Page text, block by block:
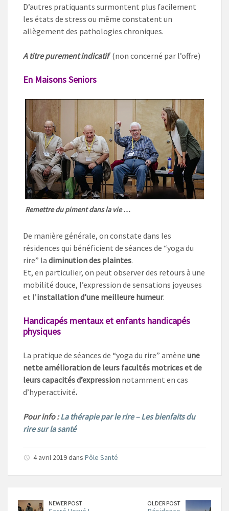
D’autres pratiquants surmontent plus facilement
les états de stress ou même constatent un
allègement des pathologies chroniques.
A titre purement indicatif(non concerné par l’offre)
En Maisons Seniors
Remettre du piment dans la vie …
De manière générale, on constate dans les
résidences qui bénéficient de séances de “yoga du
rire” la diminution des plaintes.
Et, en particulier, on peut observer des retours à une
mobilité douce, l’expression de sensations joyeuses
et l’installation d’une meilleure humeur.
Handicapés mentaux et enfants handicapés
physiques
La pratique de séances de “yoga du rire” amène une
nette amélioration de leurs facultés motrices et de
leurs capacités d’expression notamment en cas
d’hyperactivité.
Pour info :La thérapie par le rire – Les bienfaits du
rire sur la santé
4 avril 2019 dans Pôle Santé
NEWER POST OLDER POST